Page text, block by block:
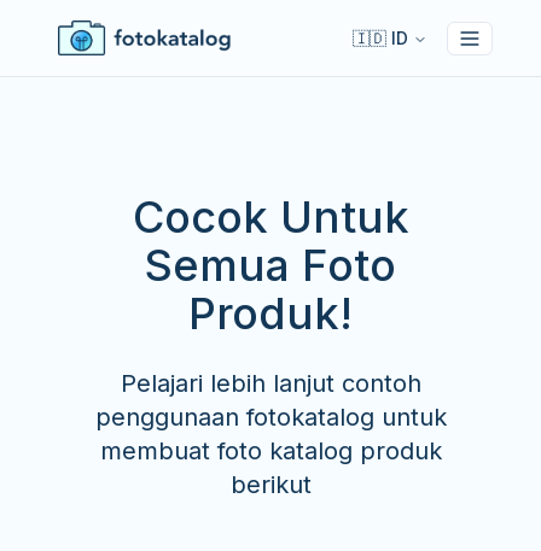
🇮🇩 ID Toggle
Cocok Untuk
Semua Foto
Produk!
Pelajari lebih lanjut contoh
penggunaan fotokatalog untuk
membuat foto katalog produk
berikut